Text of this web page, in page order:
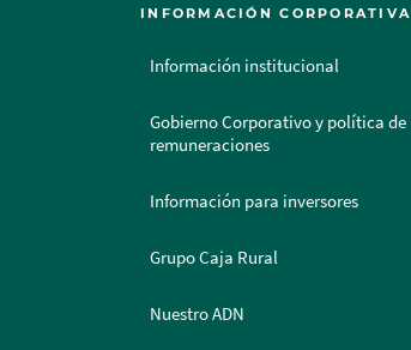
INFORMACIÓN CORPORATIVA
Información institucional
Gobierno Corporativo y política de
remuneraciones
Información para inversores
Grupo Caja Rural
Nuestro ADN